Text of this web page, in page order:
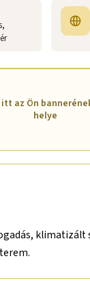
itt az Ön
helye
klimatizált